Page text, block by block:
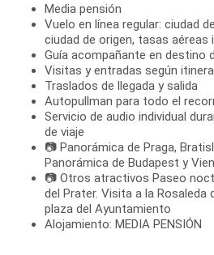
Media pensión
Vuelo en línea regular: ciudad
ciudad de origen, tasas aéreas
Guía acompañante en destino
Visitas y entradas según
Traslados de llegada y salida
Autopullman para todo el
Servicio de audio individual
de viaje
📷 Panorámica de Praga,
Panorámica de Budapest y
📷 Otros atractivos Paseo
del Prater. Visita a la Rosaleda
plaza del Ayuntamiento
Alojamiento: MEDIA PENSIÓN